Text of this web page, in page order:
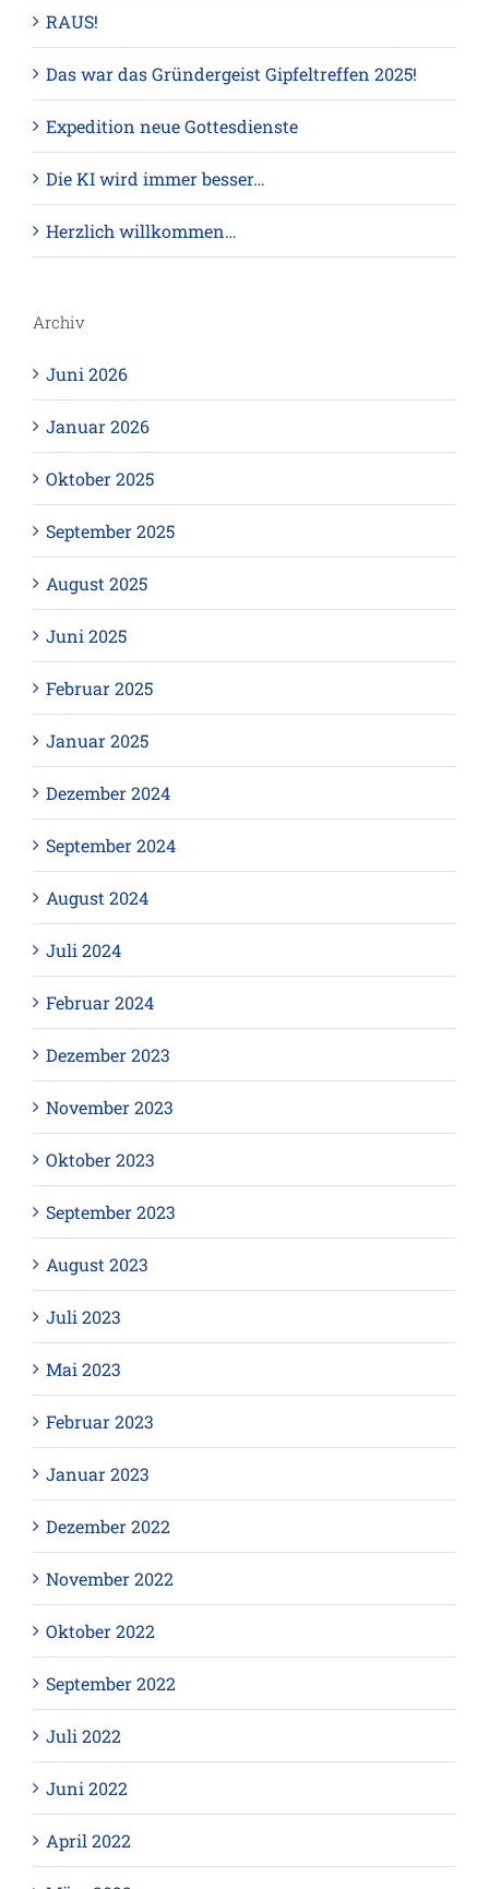
RAUS!
Das war das Gründergeist Gipfeltreffen 2025!
Expedition neue Gottesdienste
Die KI wird immer besser…
Herzlich willkommen…
Archiv
Juni 2026
Januar 2026
Oktober 2025
September 2025
August 2025
Juni 2025
Februar 2025
Januar 2025
Dezember 2024
September 2024
August 2024
Juli 2024
Februar 2024
Dezember 2023
November 2023
Oktober 2023
September 2023
August 2023
Juli 2023
Mai 2023
Februar 2023
Januar 2023
Dezember 2022
November 2022
Oktober 2022
September 2022
Juli 2022
Juni 2022
April 2022